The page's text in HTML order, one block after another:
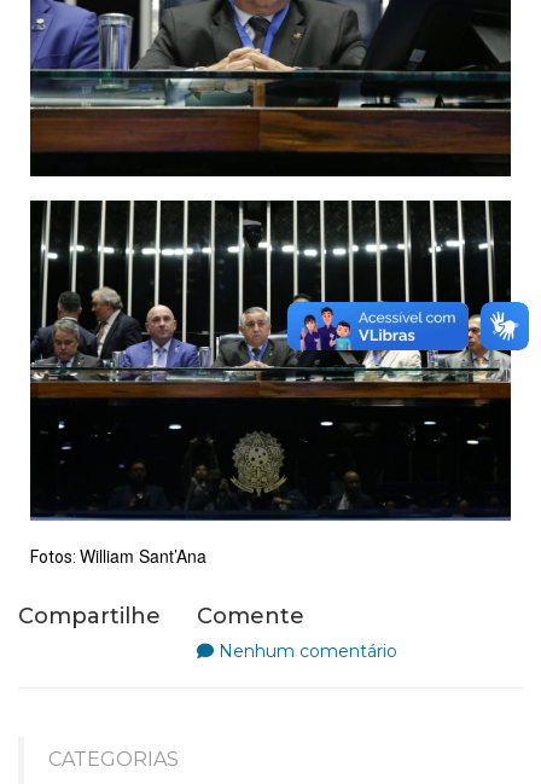
Fotos: William Sant’Ana
Compartilhe Comente
Nenhum comentário
CATEGORIAS